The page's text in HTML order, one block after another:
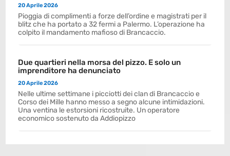
20 Aprile 2026
Pioggia di complimenti a forze dell’ordine e magistrati per il
blitz che ha portato a 32 fermi a Palermo. L’operazione ha
colpito il mandamento mafioso di Brancaccio.
Due quartieri nella morsa del pizzo. E solo un
imprenditore ha denunciato
20 Aprile 2026
Nelle ultime settimane i picciotti dei clan di Brancaccio e
Corso dei Mille hanno messo a segno alcune intimidazioni.
Una ventina le estorsioni ricostruite. Un operatore
economico sostenuto da Addiopizzo